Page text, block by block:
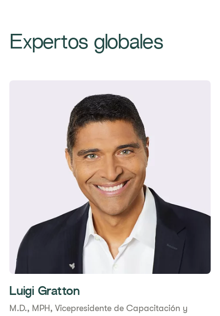
Expertos globales
Luigi Gratton
M.D., MPH, Vicepresidente de Capacitación y